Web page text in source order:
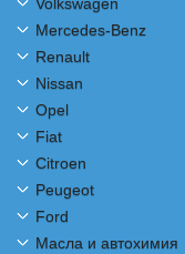
Mercedes-Benz
Renault
Nissan
Opel
Fiat
Citroen
Peugeot
Ford
Масла и автохимия